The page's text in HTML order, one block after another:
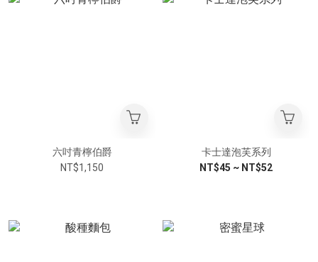
六吋青檸伯爵
NT$1,150
卡士達泡芙系列
NT$45 ~ NT$52